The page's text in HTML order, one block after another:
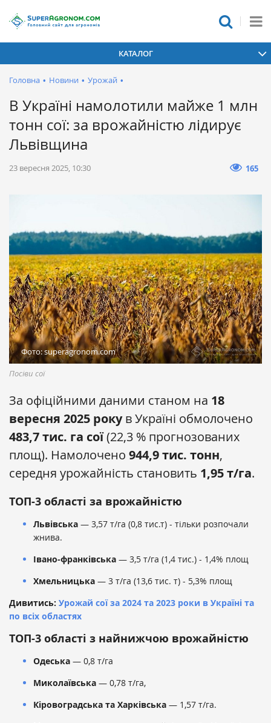
КАТАЛОГ
Головна • Новини • Урожай •
В Україні намолотили майже 1 млн
тонн сої: за врожайністю лідирує
Львівщина
23 вересня 2025, 10:30 165
Фото: superagronom.com
Посіви сої
За офіційними даними станом на 18
вересня 2025 рокув Україні обмолочено
483,7 тис. га сої(22,3 % прогнозованих
площ). Намолочено 944,9 тис. тонн,
середня урожайність становить 1,95 т/га.
ТОП-3 області за врожайністю
Львівська — 3,57 т/га (0,8 тис.т) - тільки розпочали
жнива.
Івано-франківська — 3,5 т/га (1,4 тис.) - 1,4% площ
Хмельницька — 3 т/га (13,6 тис. т) - 5,3% площ
Дивитись: Урожай сої за 2024 та 2023 роки в Україні та
по всіх областях
ТОП-3 області з найнижчою врожайністю
Одеська — 0,8 т/га
Миколаївська — 0,78 т/га,
Кіровоградська та Харківська — 1,57 т/га.